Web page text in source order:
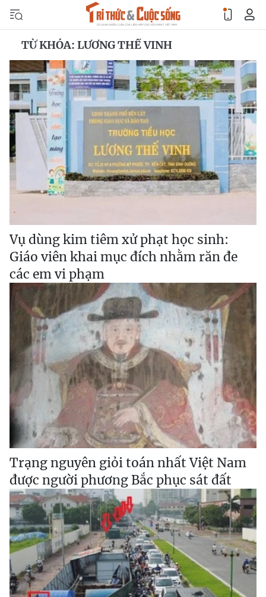
TỪ KHÓA: LƯƠNG THẾ VINH
Vụ dùng kim tiêm xử phạt học sinh:
Giáo viên khai mục đích nhằm răn đe
các em vi phạm
Trạng nguyên giỏi toán nhất Việt Nam
được người phương Bắc phục sát đất